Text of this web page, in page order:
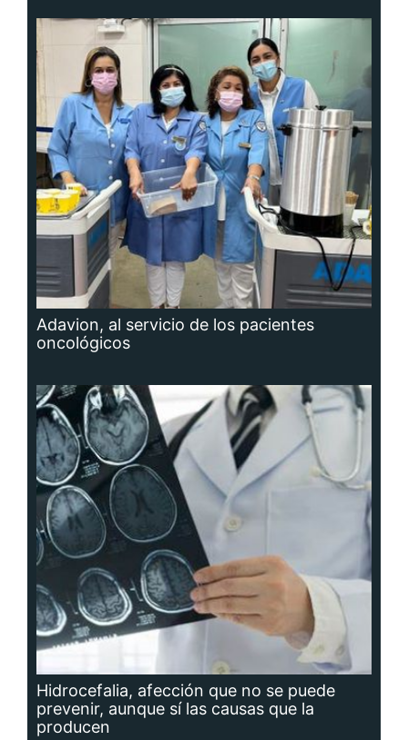
Adavion, al servicio de los pacientes
oncológicos
Hidrocefalia, afección que no se puede
prevenir, aunque sí las causas que la
producen